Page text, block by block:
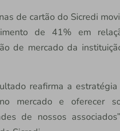
de cartão do Sicredi
de 41% em
de mercado da
reafirma a
mercado e oferecer
de nossos